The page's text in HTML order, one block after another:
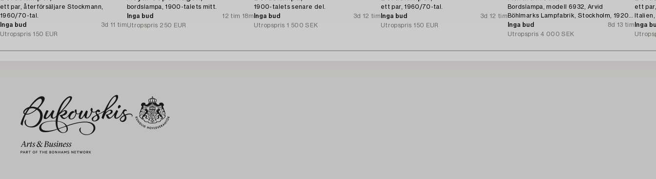
ett par, återförsäljare Stockmann,
1960/70-tal.
Inga bud
3d 11 tim
Utropspris 150 EUR
bordslampa, 1900-talets mitt.
Inga bud
12 tim 18m
Utropspris 250 EUR
1900-talets senare del.
Inga bud
3d 12 tim
Utropspris 1 500 SEK
ett par, 1960/70-tal.
Inga bud
3d 12 tim
Utropspris 150 EUR
Bordslampa, modell 6932, Arvid
Böhlmarks Lampfabrik, Stockholm, 1920-
tal.
Inga bud
8d 13 tim
Utropspris 4 000 SEK
ett
Inga